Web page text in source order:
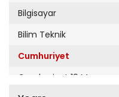
Bilgisayar
Bilim Teknik
Cumhuriyet
Cumhuriyet 19 Mayıs